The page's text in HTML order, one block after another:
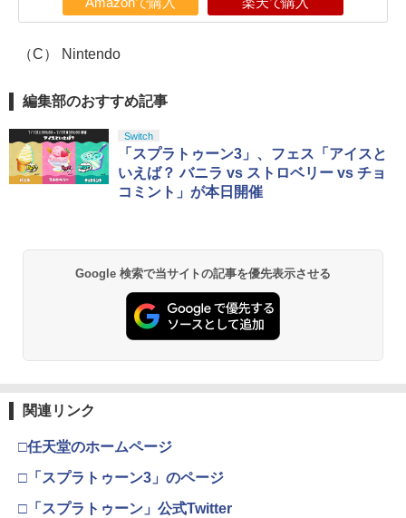
（C） Nintendo
編集部のおすすめ記事
Switch
「スプラトゥーン3」、フェス「アイスと
いえば？ バニラ vs ストロベリー vs チョ
コミント」が本日開催
Google 検索で当サイトの記事を優先表示させる
関連リンク
□任天堂のホームページ
□「スプラトゥーン3」のページ
□「スプラトゥーン」公式Twitter